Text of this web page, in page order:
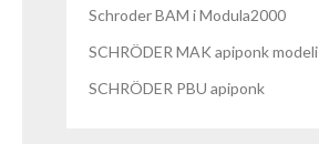
Schroder BAM i Modula2000
SCHRÖDER MAK apiponk modeli
SCHRÖDER PBU apiponk